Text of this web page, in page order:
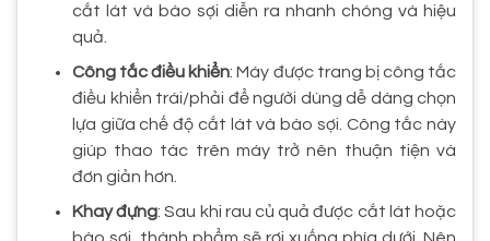
cắt lát và bào sợi diễn ra nhanh chóng và hiệu
quả.
Công tắc điều khiển: Máy được trang bị công tắc
điều khiển trái/phải để người dùng dễ dàng chọn
lựa giữa chế độ cắt lát và bào sợi. Công tắc này
giúp thao tác trên máy trở nên thuận tiện và
đơn giản hơn.
Khay đựng: Sau khi rau củ quả được cắt lát hoặc